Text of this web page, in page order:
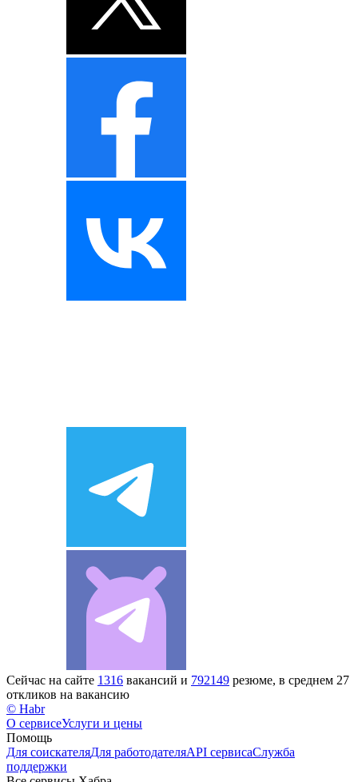
Сейчас на сайте 1316 вакансий и 792149 резюме, в среднем 27
откликов на вакансию
© Habr
О сервисеУслуги и цены
Помощь
Для соискателяДля работодателяAPI сервисаСлужба
поддержки